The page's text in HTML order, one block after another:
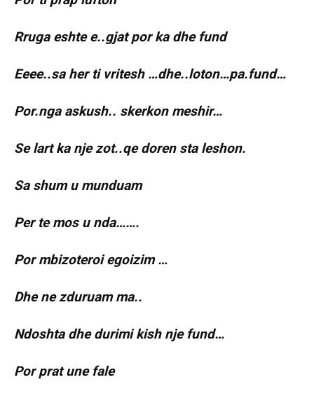
Rruga eshte e..gjat por ka dhe fund
Eeee..sa her ti vritesh …dhe..loton…pa.fund…
Por.nga askush.. skerkon meshir…
Se lart ka nje zot..qe doren sta leshon.
Sa shum u munduam
Per te mos u nda…….
Por mbizoteroi egoizim …
Dhe ne zduruam ma..
Ndoshta dhe durimi kish nje fund…
Por prat une fale